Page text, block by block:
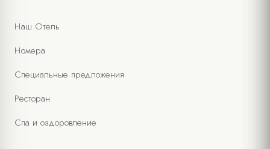
Наш Отель
Номера
Специальные предложения
Ресторан
Спа и оздоровление